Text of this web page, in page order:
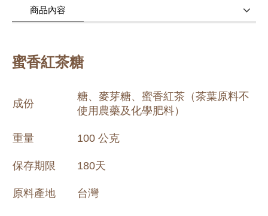
商品內容
蜜香紅茶糖
成份
糖、麥芽糖、蜜香紅茶（茶葉原料不
使用農藥及化學肥料）
重量 100 公克
保存期限 180天
原料產地 台灣